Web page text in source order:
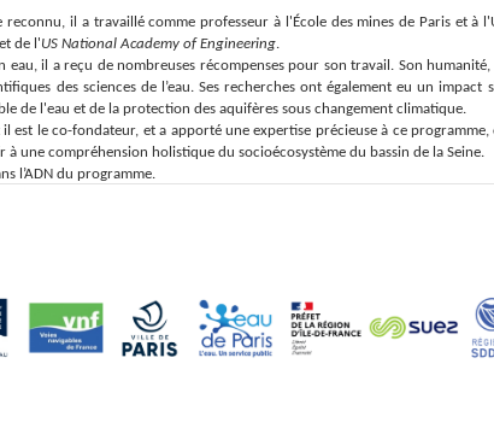
il a travaillé comme professeur à l'École des mines de Paris et à
de l'US National Academy of Engineering.
il a reçu de nombreuses récompenses pour son travail. Son
des sciences de l’eau. Ses recherches ont également eu un
de l'eau et de la protection des aquifères sous changement climatique.
le co-fondateur, et a apporté une expertise précieuse à ce
une compréhension holistique du socioécosystème du bassin de la Seine.
l’ADN du programme.